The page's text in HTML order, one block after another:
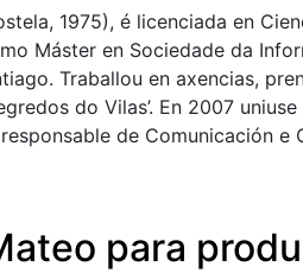
1975), é licenciada en
Máster en Sociedade da
Traballou en axencias,
do Vilas’. En 2007
de Comunicación e
para